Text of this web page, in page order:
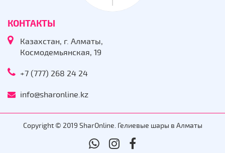
КОНТАКТЫ
Казахстан, г. Алматы,
Космодемьянская, 19
+7 (777) 268 24 24
info@sharonline.kz
Copyright © 2019 SharOnline. Гелиевые шары в Алматы